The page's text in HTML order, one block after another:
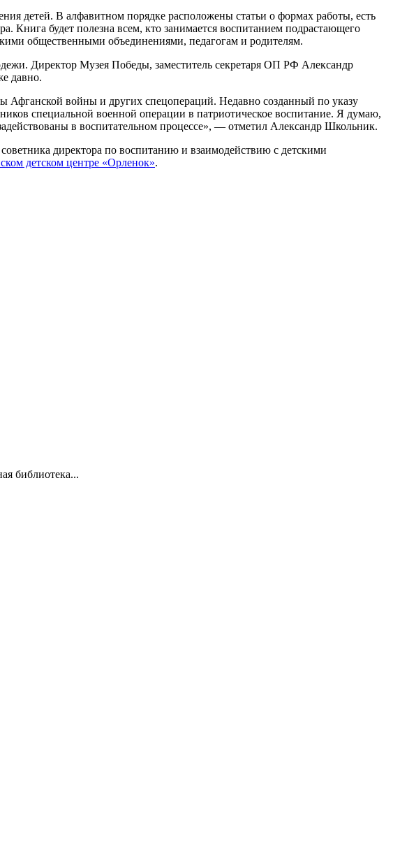
детей. В алфавитном порядке расположены статьи о формах работы, есть
Книга будет полезна всем, кто занимается воспитанием подрастающего
общественными объединениями, педагогам и родителям.
Директор Музея Победы, заместитель секретаря ОП РФ Александр
давно.
Афганской войны и других спецопераций. Недавно созданный по указу
специальной военной операции в патриотическое воспитание. Я думаю,
в воспитательном процессе», — отметил Александр Школьник.
директора по воспитанию и взаимодействию с детскими
детском центре «Орленок».
библиотека...